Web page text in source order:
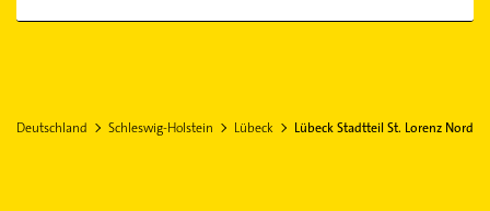
Deutschland Schleswig-Holstein Lübeck Lübeck Stadtteil St. Lorenz Nord